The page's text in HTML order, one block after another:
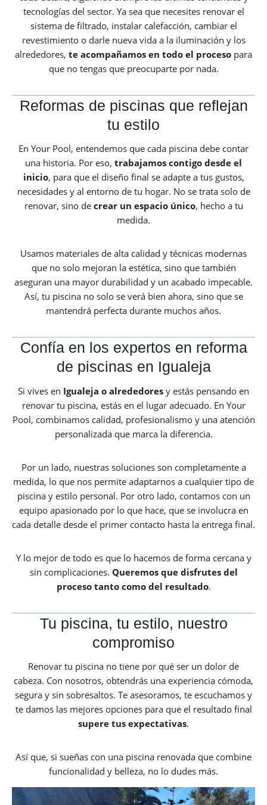
tecnologías del sector. Ya sea que necesites renovar el
sistema de filtrado, instalar calefacción, cambiar el
revestimiento o darle nueva vida a la iluminación y los
alrededores, te acompañamos en todo el proceso para
que no tengas que preocuparte por nada.
Reformas de piscinas que reflejan
tu estilo
En Your Pool, entendemos que cada piscina debe contar
una historia. Por eso, trabajamos contigo desde el
inicio, para que el diseño final se adapte a tus gustos,
necesidades y al entorno de tu hogar. No se trata solo de
renovar, sino de crear un espacio único, hecho a tu
medida.
Usamos materiales de alta calidad y técnicas modernas
que no solo mejoran la estética, sino que también
aseguran una mayor durabilidad y un acabado impecable.
Así, tu piscina no solo se verá bien ahora, sino que se
mantendrá perfecta durante muchos años.
Confía en los expertos en reforma
de piscinas en Igualeja
Si vives en Igualeja o alrededores y estás pensando en
renovar tu piscina, estás en el lugar adecuado. En Your
Pool, combinamos calidad, profesionalismo y una atención
personalizada que marca la diferencia.
Por un lado, nuestras soluciones son completamente a
medida, lo que nos permite adaptarnos a cualquier tipo de
piscina y estilo personal. Por otro lado, contamos con un
equipo apasionado por lo que hace, que se involucra en
cada detalle desde el primer contacto hasta la entrega final.
Y lo mejor de todo es que lo hacemos de forma cercana y
sin complicaciones. Queremos que disfrutes del
proceso tanto como del resultado.
Tu piscina, tu estilo, nuestro
compromiso
Renovar tu piscina no tiene por qué ser un dolor de
cabeza. Con nosotros, obtendrás una experiencia cómoda,
segura y sin sobresaltos. Te asesoramos, te escuchamos y
te damos las mejores opciones para que el resultado final
supere tus expectativas.
Así que, si sueñas con una piscina renovada que combine
funcionalidad y belleza, no lo dudes más.